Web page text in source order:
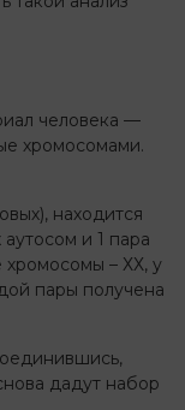
человека —
хромосомами.
находится
и 1 пара
– ХХ, у
пары получена
дадут набор